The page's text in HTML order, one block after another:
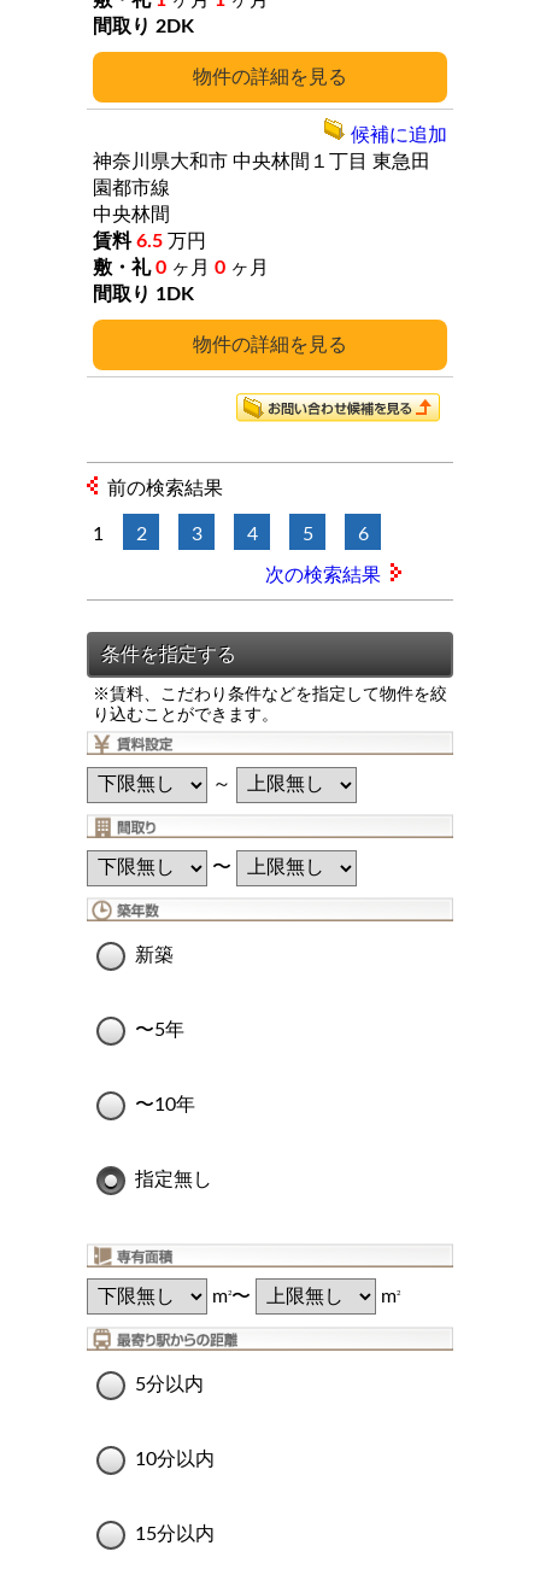
詳細
2DK
詳細
神奈川県大和市 中央林間１丁目 東急田
園都市線
中央林間
6.5 万円
0 ヶ月 0 ヶ月
1DK
候補に追加
前の検索結果
1 2 3 4 5 6
次の検索結果
※賃料、こだわり条件などを指定して物件を絞
り込むことができます。
～
〜
新築
〜5年
〜10年
指定無し
m2〜 m2
5分以内
10分以内
15分以内